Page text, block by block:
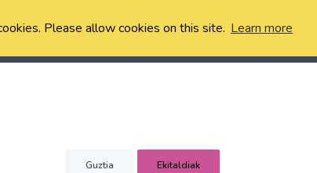
Please allow cookies on this site. Learn more
Guztia Ekitaldiak